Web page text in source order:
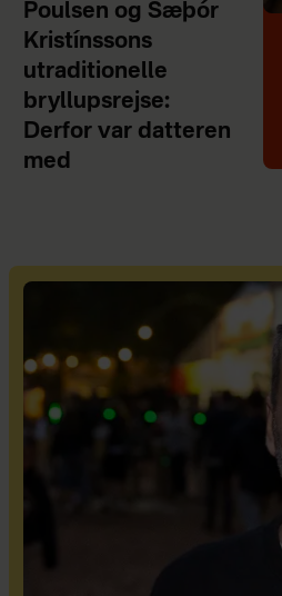
Poulsen og Sæþór
Kristínssons
utraditionelle
bryllupsrejse:
Derfor var datteren
med